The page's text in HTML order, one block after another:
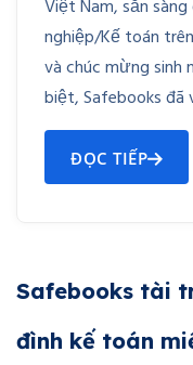
Việt Nam, sẵn
nghiệp/Kế toán
và chúc mừng sinh
biệt, Safebooks đã
ĐỌC TIẾP
Safebooks tài
đình kế toán